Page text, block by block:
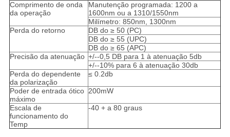
Comprimento de onda
da operação
Manutenção programada: 1200 a
1600nm ou a 1310/1550nm
Milímetro: 850nm, 1300nm
Perda do retorno
DB do ≥ 50 (PC)
DB do ≥ 55 (UPC)
DB do ≥ 65 (APC)
Precisão da atenuação +/--0,5 DB para 1 à atenuação 5db
+/--10% para 6 à atenuação 30db
Perda do dependente
da polarização
≤ 0.2db
Poder de entrada ótico
máximo
200mW
Escala de
funcionamento do
Temp
-40 + a 80 graus